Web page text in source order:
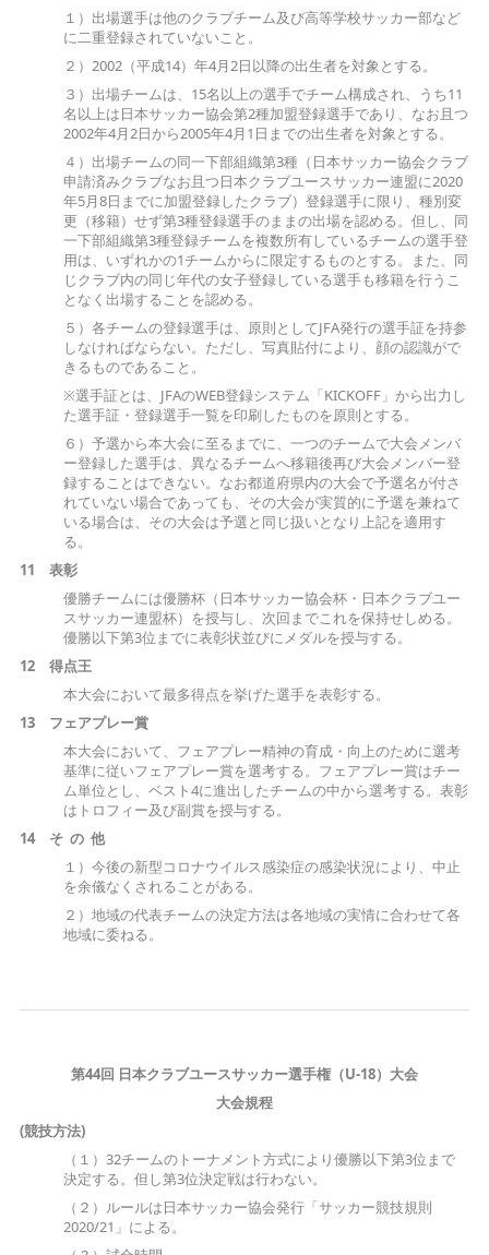
１）出場選手は他のクラブチーム及び高等学校サッカー部など
に二重登録されていないこと。
２）2002（平成14）年4月2日以降の出生者を対象とする。
３）出場チームは、15名以上の選手でチーム構成され、うち11
名以上は日本サッカー協会第2種加盟登録選手であり、なお且つ
2002年4月2日から2005年4月1日までの出生者を対象とする。
４）出場チームの同一下部組織第3種（日本サッカー協会クラブ
申請済みクラブなお且つ日本クラブユースサッカー連盟に2020
年5月8日までに加盟登録したクラブ）登録選手に限り、種別変
更（移籍）せず第3種登録選手のままの出場を認める。但し、同
一下部組織第3種登録チームを複数所有しているチームの選手登
用は、いずれかの1チームからに限定するものとする。また、同
じクラブ内の同じ年代の女子登録している選手も移籍を行うこ
となく出場することを認める。
５）各チームの登録選手は、原則としてJFA発行の選手証を持参
しなければならない。ただし、写真貼付により、顔の認識がで
きるものであること。
※選手証とは、JFAのWEB登録システム「KICKOFF」から出力し
た選手証・登録選手一覧を印刷したものを原則とする。
６）予選から本大会に至るまでに、一つのチームで大会メンバ
ー登録した選手は、異なるチームへ移籍後再び大会メンバー登
録することはできない。なお都道府県内の大会で予選名が付さ
れていない場合であっても、その大会が実質的に予選を兼ねて
いる場合は、その大会は予選と同じ扱いとなり上記を適用す
る。
11 表彰
優勝チームには優勝杯（日本サッカー協会杯・日本クラブユー
スサッカー連盟杯）を授与し、次回までこれを保持せしめる。
優勝以下第3位までに表彰状並びにメダルを授与する。
12得点王
本大会において最多得点を挙げた選手を表彰する。
13 フェアプレー賞
本大会において、フェアプレー精神の育成・向上のために選考
基準に従いフェアプレー賞を選考する。フェアプレー賞はチー
ム単位とし、ベスト4に進出したチームの中から選考する。表彰
はトロフィー及び副賞を授与する。
14 そ の 他
１）今後の新型コロナウイルス感染症の感染状況により、中止
を余儀なくされることがある。
２）地域の代表チームの決定方法は各地域の実情に合わせて各
地域に委ねる。
第44回 日本クラブユースサッカー選手権（U-18）大会
大会規程
(競技方法)
（１）32チームのトーナメント方式により優勝以下第3位まで
決定する。但し第3位決定戦は行わない。
（２）ルールは日本サッカー協会発行「サッカー競技規則
2020/21」による。